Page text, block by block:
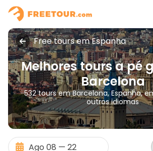
Free tours em Espanha
Melhores tours a pé
Barcelona
532 tours em Barcelona, Espanha,
outros idiomas